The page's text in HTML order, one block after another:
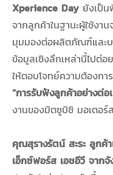
Xperience Day ยังเป็
จากลูกค้าในฐานะผู้ใช้งา
มุมมองต่อผลิตภัณฑ์และบ
ข้อมูลเชิงลึกเหล่านี้ไปต่
ให้ตอบโจทย์ความต้องก
“การรับฟังลูกค้าอย่างต่อ
งานของมิตซูบิชิ มอเตอร์ส
คุณสุรางรัตน์ สะระ ลูก
เอ็กซ์ฟอร์ส เอชอีวี จาก